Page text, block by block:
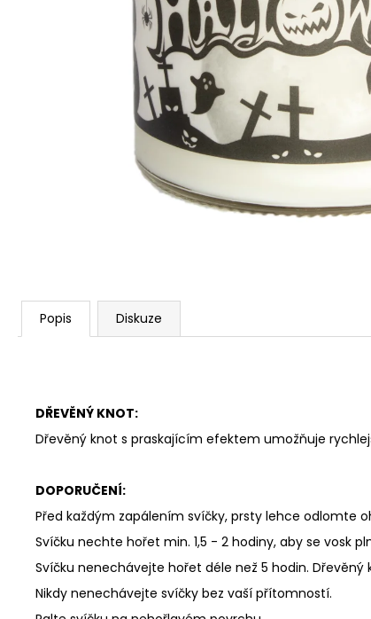
Popis Diskuze
DŘEVĚNÝ KNOT:
Dřevěný knot s praskajícím efektem umožňuje
DOPORUČENÍ:
Před každým zapálením svíčky, prsty lehce odlomte
Svíčku nechte hořet min. 1,5 - 2 hodiny, aby se vosk
Svíčku nenechávejte hořet déle než 5 hodin.
Nikdy nenechávejte svíčky bez vaší přítomností.
PŘÍRODNÍ VONNÁ SVÍČKA SÓJOVÁ -
AROMKA - SET 10 KS ČAJOVÝCH
SVÍČEK V PLECHU - BEZ VŮNĚ
162 Kč